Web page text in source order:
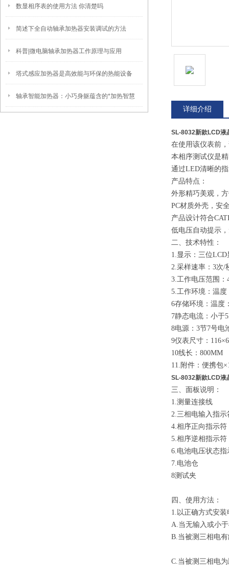
数显相序表的使用方法 你清楚吗
简述下全自动轴承加热器安装调试的方法
科普|微电脑轴承加热器工作原理与应用
塔式感应加热器是高效能与环保的热能设备
轴承智能加热器：小巧身躯蕴含的*加热智慧
详细介绍
SL-8032新款LCD液
在使用该仪表前
本相序测试仪是
通过LED清晰的
产品特点：
外形精巧美观，
PC材质外壳，安
产品设计符合
低电压自动提示
二、技术特性：
1.显示：三位
2.采样速率：3次/
3.工作电压范围：
5.工作环境：温
6存储环境：温
7静态电流：小于
8电源：3节7号电
9仪表尺寸：116×
10线长：800MM
11.附件：便携包×
SL-8032新款LCD液
三、面板说明：
1.测量连接线
2.三相电输入指示
4.相序正向指示符
5.相序逆相指示符
6.电池电压状态指
7.电池仓
8测试夹
四、使用方法：
1. 以正确方式安
A.当无输入或小
B.当被测三相电
C.当被测三相电